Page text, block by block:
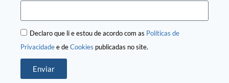
Declaro que li e estou de acordo com as Políticas de
Privacidadee deCookies publicadas no site.
Enviar